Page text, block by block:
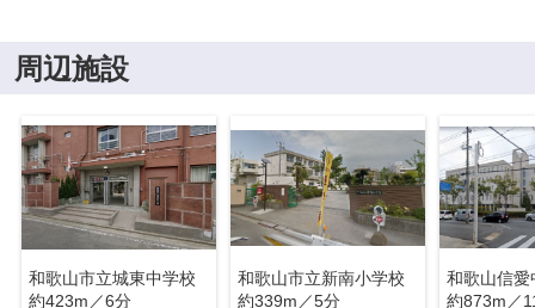
周辺施設
和歌山市立城東中学校
約423m／6分
和歌山市立新南小学校
約339m／5分
約873m／